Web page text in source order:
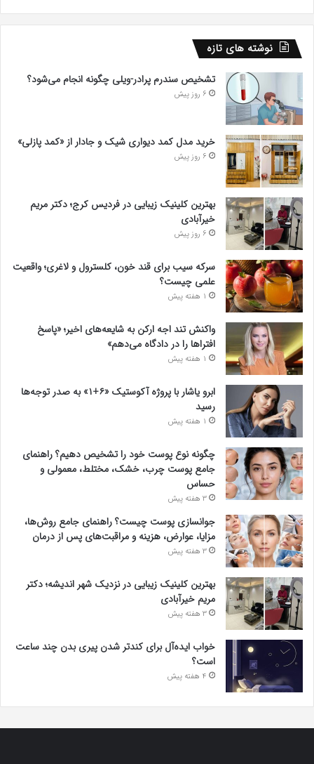
نوشته های تازه
تشخیص سندرم پرادر-ویلی چگونه انجام می‌شود؟
6 روز پیش
خرید مدل کمد دیواری شیک و جادار از «کمد پازلی»
6 روز پیش
بهترین کلینیک زیبایی در فردیس کرج؛ دکتر مریم
خیرآبادی
6 روز پیش
سرکه سیب برای قند خون، کلسترول و لاغری؛ واقعیت
علمی چیست؟
1 هفته پیش
واکنش تند اجه ارکن به شایعه‌های اخیر؛ «پاسخ
افتراها را در دادگاه می‌دهم»
1 هفته پیش
ابرو یاشار با پروژه آکوستیک «۶+۱» به صدر توجه‌ها
رسید
1 هفته پیش
چگونه نوع پوست خود را تشخیص دهیم؟ راهنمای
جامع پوست چرب، خشک، مختلط، معمولی و
حساس
3 هفته پیش
جوانسازی پوست چیست؟ راهنمای جامع روش‌ها،
مزایا، عوارض، هزینه و مراقبت‌های پس از درمان
3 هفته پیش
بهترین کلینیک زیبایی در نزدیک شهر اندیشه؛ دکتر
مریم خیرآبادی
3 هفته پیش
خواب ایده‌آل برای کندتر شدن پیری بدن چند ساعت
است؟
4 هفته پیش